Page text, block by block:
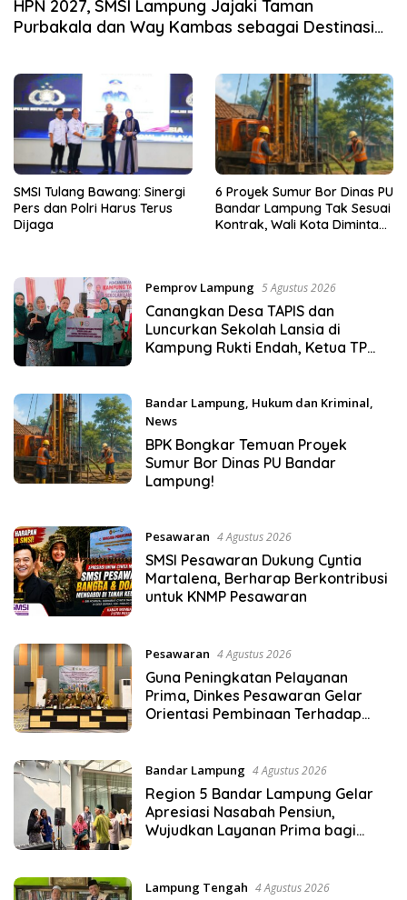
HPN 2027, SMSI Lampung Jajaki Taman
Purbakala dan Way Kambas sebagai Destinasi
SMSI Tulang Bawang: Sinergi
Pers dan Polri Harus Terus
Dijaga
6 Proyek Sumur Bor Dinas PU
Bandar Lampung Tak Sesuai
Kontrak, Wali Kota Diminta
Pemprov Lampung 5 Agustus 2026
Canangkan Desa TAPIS dan
Luncurkan Sekolah Lansia di
Kampung Rukti Endah, Ketua TP
Desa
Bandar Lampung, Hukum dan Kriminal,
News
5 Agustus 2026
BPK Bongkar Temuan Proyek
Sumur Bor Dinas PU Bandar
Lampung!
Pesawaran 4 Agustus 2026
SMSI Pesawaran Dukung Cyntia
Martalena, Berharap Berkontribusi
untuk KNMP Pesawaran
Pesawaran 4 Agustus 2026
Guna Peningkatan Pelayanan
Prima, Dinkes Pesawaran Gelar
Orientasi Pembinaan Terhadap
Bandar Lampung 4 Agustus 2026
Region 5 Bandar Lampung Gelar
Apresiasi Nasabah Pensiun,
Wujudkan Layanan Prima bagi
Lampung Tengah 4 Agustus 2026